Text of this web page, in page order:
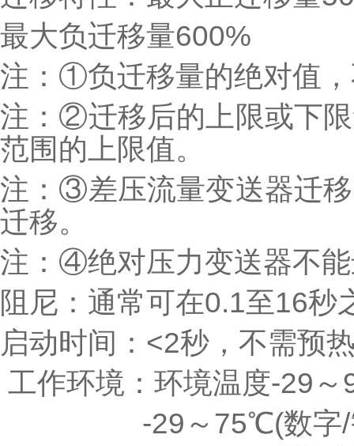
最大负迁移量600%
注：①负迁移量的绝对值
注：②迁移后的上限或下
范围的上限值。
注：③差压流量变送器迁
迁移。
注：④绝对压力变送器不
阻尼：通常可在0.1至16秒
启动时间：<2秒，不需预
工作环境：环境温度-29
-29～75℃(数字/智